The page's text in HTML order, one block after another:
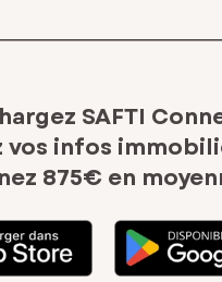
SAFTI
vos infos
875€ en